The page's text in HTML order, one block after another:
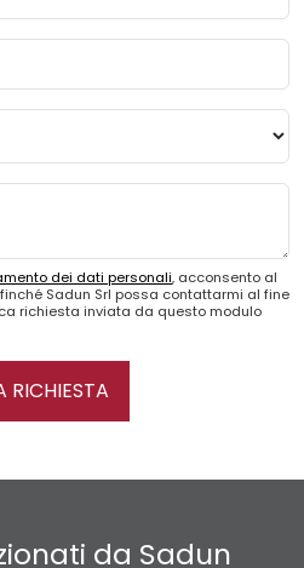
dei dati personali, acconsento al
Sadun Srl possa contattarmi al fine
richiesta inviata da questo modulo
RICHIESTA
da Sadun